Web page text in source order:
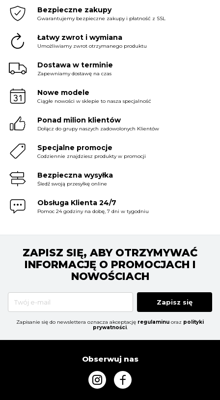
Bezpieczne zakupy
Gwarantujemy bezpieczne zakupy i płatność z SSL
Łatwy zwrot i wymiana
Umożliwiamy zwrot otrzymanego produktu
Dostawa w terminie
Zapewniamy dostawę na czas
Nowe modele
Ciągłe nowości w sklepie to nasza specjalność
Ponad milion klientów
Dołącz do grupy naszych zadowolonych Klientów
Specjalne promocje
Codziennie znajdziesz produkty w promocji
Bezpieczna wysyłka
Śledź swoją przesyłkę online
Obsługa Klienta 24/7
Pomoc 24 godziny na dobę, 7 dni w tygodniu
ZAPISZ SIĘ, ABY OTRZYMYWAĆ
INFORMACJĘ O PROMOCJACH I
NOWOŚCIACH
Zapisz się
Zapisanie się do newslettera oznacza akceptację regulaminu oraz polityki
prywatności.
Obserwuj nas